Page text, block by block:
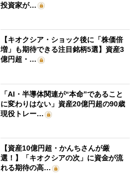
投資家が…
【キオクシア・ショック後に「株価倍
増」も期待できる注目銘柄5選】資産3
億円超・…
「AI・半導体関連が“本命”であること
に変わりはない」資産20億円超の90歳
現役トレー…
【資産10億円超・かんちさんが厳
選！】「キオクシアの次」に資金が流
れる期待の高…